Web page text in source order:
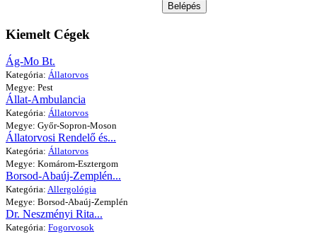
Belépés
Kiemelt Cégek
Ág-Mo Bt.
Kategória: Állatorvos
Megye: Pest
Állat-Ambulancia
Kategória: Állatorvos
Megye: Győr-Sopron-Moson
Állatorvosi Rendelő és...
Kategória: Állatorvos
Megye: Komárom-Esztergom
Borsod-Abaúj-Zemplén...
Kategória: Allergológia
Megye: Borsod-Abaúj-Zemplén
Dr. Neszményi Rita...
Kategória: Fogorvosok